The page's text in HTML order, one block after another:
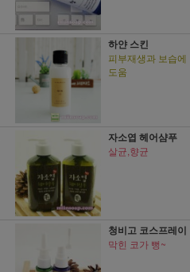
하얀 스킨
피부재생과 보습에
도움
자소엽 헤어샴푸
살균,향균
청비고 코스프레이
막힌 코가 뻥~